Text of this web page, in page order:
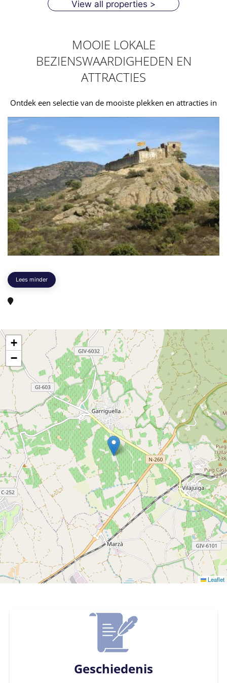
View all properties >
MOOIE LOKALE
BEZIENSWAARDIGHEDEN EN
ATTRACTIES
Ontdek een selectie van de mooiste plekken en attracties in
Lees minder
+
−
Leaflet
Geschiedenis